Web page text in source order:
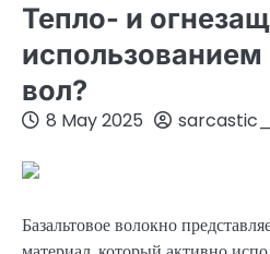
Тепло- и
использованием
вол?
8 May 2025
Базальтовое волокно